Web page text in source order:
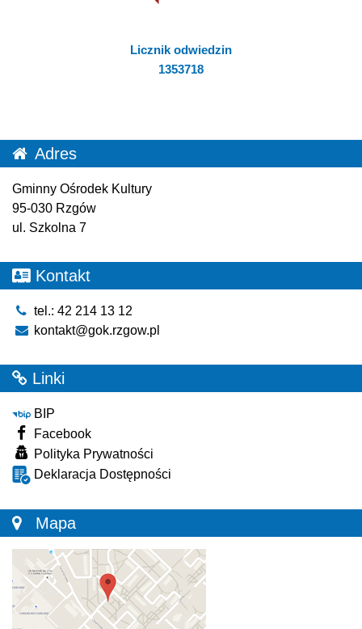
Licznik odwiedzin
1353718
Adres
Gminny Ośrodek Kultury
95-030 Rzgów
ul. Szkolna 7
Kontakt
tel.: 42 214 13 12
kontakt@gok.rzgow.pl
Linki
BIP
Facebook
Polityka Prywatności
Deklaracja Dostępności
Mapa